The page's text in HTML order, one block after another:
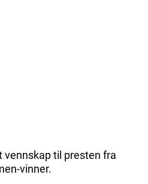
vennskap til presten fra
vinner.